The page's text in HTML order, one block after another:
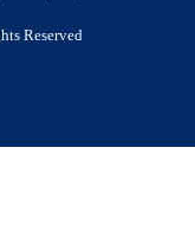
Reserved